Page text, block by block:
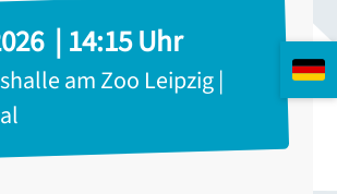
| 14:15 Uhr
am Zoo Leipzig |